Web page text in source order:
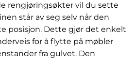
rengjøringsøkter vil du sette
står av seg selv når den
posisjon. Dette gjør det enkelt
for å flytte på møbler
fra gulvet. Den